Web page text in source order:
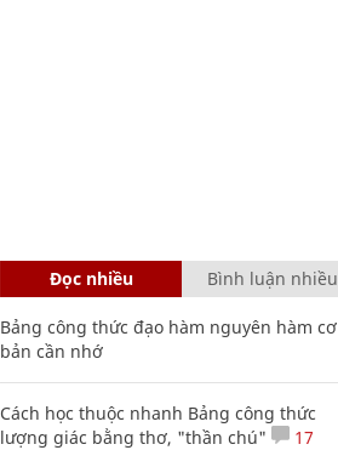
Đọc nhiều Bình luận nhiều
Bảng công thức đạo hàm nguyên hàm cơ
bản cần nhớ
Cách học thuộc nhanh Bảng công thức
lượng giác bằng thơ, "thần chú"
17